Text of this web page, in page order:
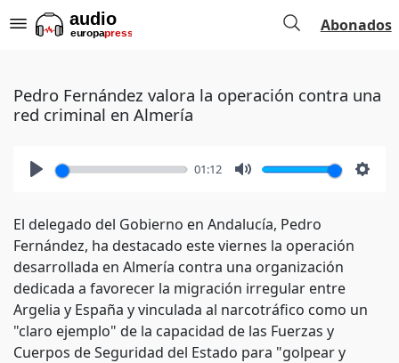
Abonados
Pedro Fernández valora la operación contra una
red criminal en Almería
01:12
El delegado del Gobierno en Andalucía, Pedro
Fernández, ha destacado este viernes la operación
desarrollada en Almería contra una organización
dedicada a favorecer la migración irregular entre
Argelia y España y vinculada al narcotráfico como un
"claro ejemplo" de la capacidad de las Fuerzas y
Cuerpos de Seguridad del Estado para "golpear y